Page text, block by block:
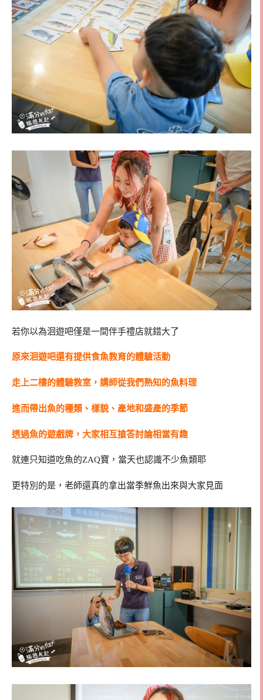
若你以為洄遊吧僅是一間伴手禮店就錯大了
原來洄遊吧還有提供食魚教育的體驗活動
走上二樓的體驗教室，講師從我們熟知的魚料理
進而帶出魚的種類、樣貌、產地和盛產的季節
透過魚的遊戲牌，大家相互搶答討論相當有趣
就連只知道吃魚的ZAQ寶，當天也認識不少魚類耶
更特別的是，老師還真的拿出當季鮮魚出來與大家見面